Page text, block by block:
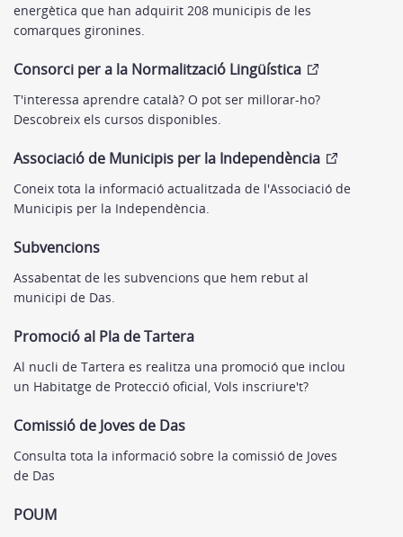
energètica que han adquirit 208 municipis de les
comarques gironines.
Consorci per a la Normalització Lingüística
T'interessa aprendre català? O pot ser millorar-ho?
Descobreix els cursos disponibles.
Associació de Municipis per la Independència
Coneix tota la informació actualitzada de l'Associació de
Municipis per la Independència.
Subvencions
Assabentat de les subvencions que hem rebut al
municipi de Das.
Promoció al Pla de Tartera
Al nucli de Tartera es realitza una promoció que inclou
un Habitatge de Protecció oficial, Vols inscriure't?
Comissió de Joves de Das
Consulta tota la informació sobre la comissió de Joves
de Das
POUM